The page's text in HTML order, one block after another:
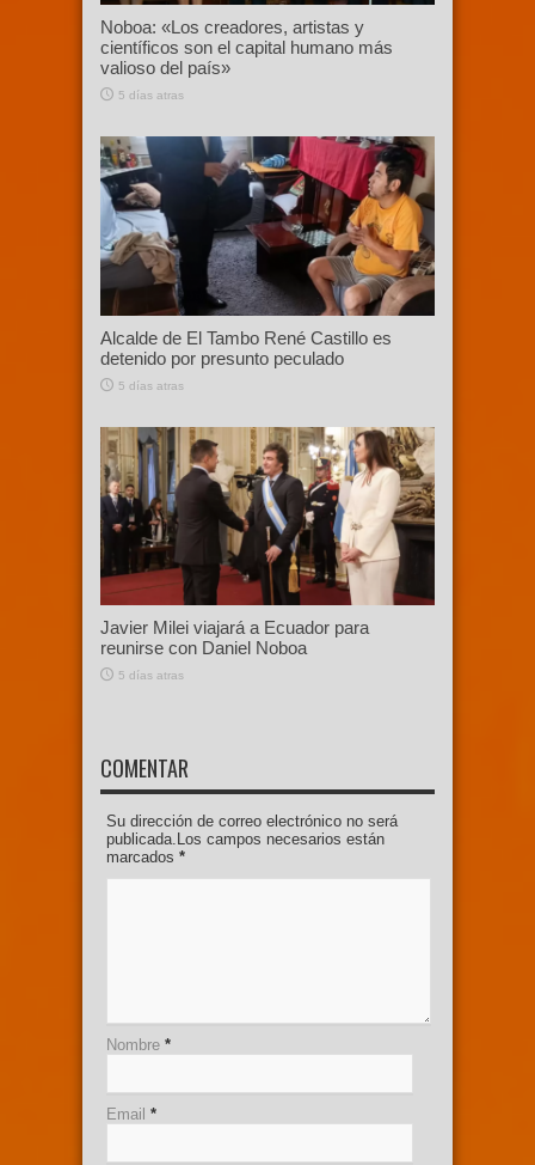
Noboa: «Los creadores, artistas y
científicos son el capital humano más
valioso del país»
5 días atras
Alcalde de El Tambo René Castillo es
detenido por presunto peculado
5 días atras
Javier Milei viajará a Ecuador para
reunirse con Daniel Noboa
5 días atras
COMENTAR
Su dirección de correo electrónico no será
publicada.Los campos necesarios están
marcados *
Nombre *
Email *